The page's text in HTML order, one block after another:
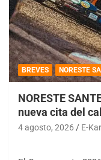
BREVES NORESTE
NORESTE
nueva cita del
4 agosto, 2026 E-